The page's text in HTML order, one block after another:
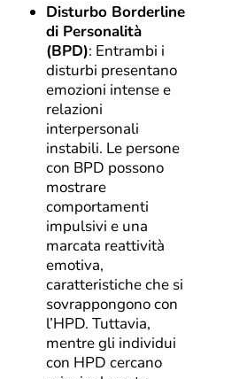
Disturbo Borderline
di Personalità
(BPD): Entrambi i
disturbi presentano
emozioni intense e
relazioni
interpersonali
instabili. Le persone
con BPD possono
mostrare
comportamenti
impulsivi e una
marcata reattività
emotiva,
caratteristiche che si
sovrappongono con
l’HPD. Tuttavia,
mentre gli individui
con HPD cercano